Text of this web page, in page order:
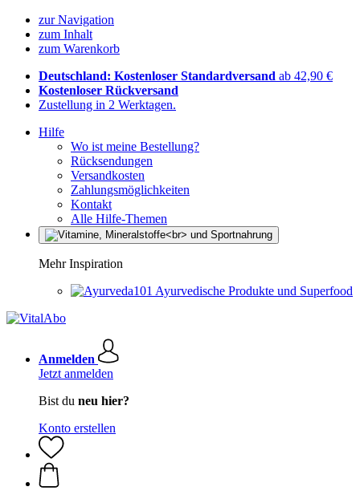
zur Navigation
zum Inhalt
zum Warenkorb
Deutschland: Kostenloser Standardversand ab 42,90 €
Kostenloser Rückversand
Zustellung in 2 Werktagen.
Hilfe
Wo ist meine Bestellung?
Rücksendungen
Versandkosten
Zahlungsmöglichkeiten
Kontakt
Alle Hilfe-Themen
Mehr Inspiration
Ayurvedische Produkte und Superfood
Anmelden
Jetzt anmelden
Bist du neu hier?
Konto erstellen